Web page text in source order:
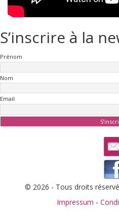
S’inscrire à la
Prénom
Nom
Email
© 2026 - Tous droits
Impressum -